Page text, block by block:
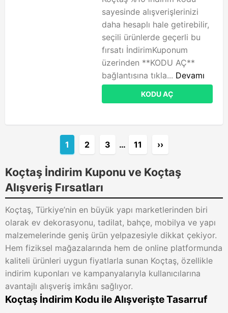
sayesinde alışverişlerinizi
daha hesaplı hale getirebilir,
seçili ürünlerde geçerli bu
fırsatı İndirimKuponum
üzerinden **KODU AÇ**
bağlantısına tıkla... Devamı
KODU AÇ
1 2 3 … 11 ››
Koçtaş İndirim Kuponu ve Koçtaş
Alışveriş Fırsatları
Koçtaş, Türkiye’nin en büyük yapı marketlerinden biri
olarak ev dekorasyonu, tadilat, bahçe, mobilya ve yapı
malzemelerinde geniş ürün yelpazesiyle dikkat çekiyor.
Hem fiziksel mağazalarında hem de online platformunda
kaliteli ürünleri uygun fiyatlarla sunan Koçtaş, özellikle
indirim kuponları ve kampanyalarıyla kullanıcılarına
avantajlı alışveriş imkânı sağlıyor.
Koçtaş İndirim Kodu ile Alışverişte Tasarruf